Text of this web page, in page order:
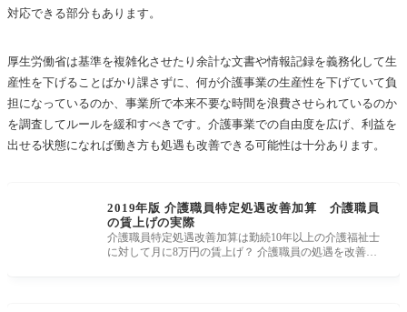
対応できる部分もあります。
厚生労働省は基準を複雑化させたり余計な文書や情報記録を義務化して生
産性を下げることばかり課さずに、何が介護事業の生産性を下げていて負
担になっているのか、事業所で本来不要な時間を浪費させられているのか
を調査してルールを緩和すべきです。介護事業での自由度を広げ、利益を
出せる状態になれば働き方も処遇も改善できる可能性は十分あります。
2019年版 介護職員特定処遇改善加算 介護職員
の賃上げの実際
介護職員特定処遇改善加算は勤続10年以上の介護福祉士
に対して月に8万円の賃上げ？ 介護職員の処遇を改善す